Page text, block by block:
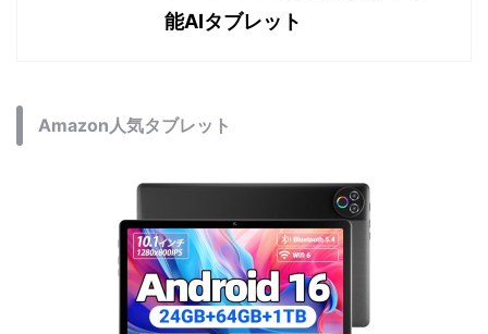
能AIタブレット
Amazon人気タブレット